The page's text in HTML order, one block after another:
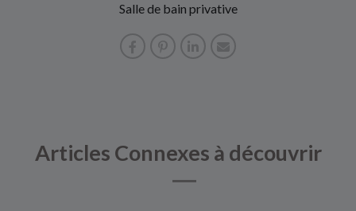
Salle de bain privative
Articles Connexes à découvrir